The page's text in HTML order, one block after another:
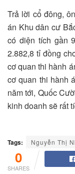
Trả lời cổ đông,
án Khu dân cư
có diện tích gần
2.882,8 tỉ đồng
cơ quan thi hành
cơ quan thi hành
năm tới, Quốc
kinh doanh sẽ rất
Tags: Nguyễn Thị
0
SHARES